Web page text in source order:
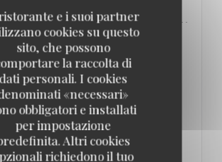
e i suoi partner
cookies su questo
sito, che possono
la raccolta di
dati personali. I cookies
«necessari»
obbligatori e installati
per impostazione
Altri cookies
richiedono il tuo